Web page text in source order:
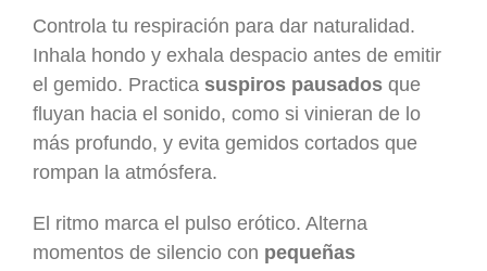
Controla tu respiración para dar naturalidad.
Inhala hondo y exhala despacio antes de emitir
el gemido. Practica suspiros pausados que
fluyan hacia el sonido, como si vinieran de lo
más profundo, y evita gemidos cortados que
rompan la atmósfera.
El ritmo marca el pulso erótico. Alterna
momentos de silencio con pequeñas